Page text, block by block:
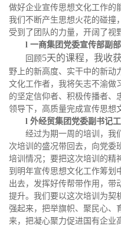
做好企业宣传思想文化工作的
我们不断产生思想火花的碰撞
受到了团队的力量，开阔了视
l一商集团党委宣传部副
回顾5天的课程，我收
野上的新高度、实干中的新动
文化工作者，我将矢志不渝做
的坚定信仰者、积极传播者、
领导下，高质量完成宣传思想
l外经贸集团党委副书记
经过为期一周的培训，我
次培训的盛况带回去，向党委
培训情况；要把这次培训的精
到明年宣传思想文化工作筹划
出去，发挥好传帮带作用，带
提升。我们要以这次培训为契
强起来，把举旗帜、聚民心、
来，把凝心聚力促进国有企业